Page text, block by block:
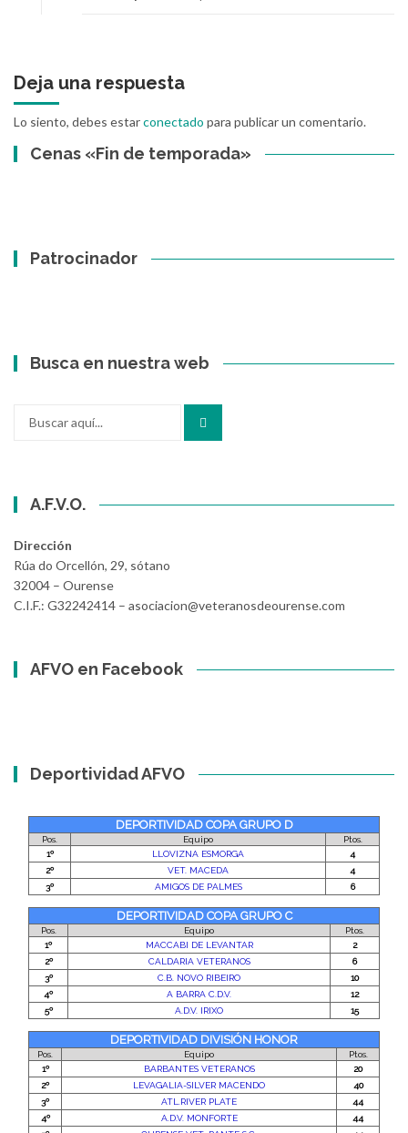
Deja una respuesta
Lo siento, debes estarconectado para publicar un comentario.
Cenas «Fin de temporada»
Patrocinador
Busca en nuestra web
A.F.V.O.
Dirección
Rúa do Orcellón, 29, sótano
32004 – Ourense
C.I.F.: G32242414 – asociacion@veteranosdeourense.com
AFVO en Facebook
Deportividad AFVO